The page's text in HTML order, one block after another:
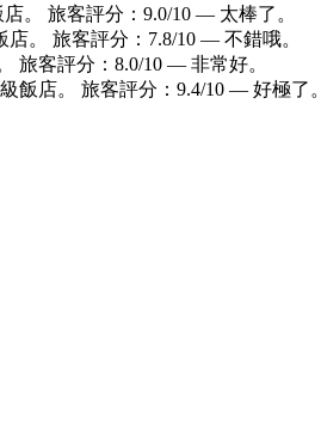
。 旅客評分：9.0/10 — 太棒了。
。 旅客評分：7.8/10 — 不錯哦。
旅客評分：8.0/10 — 非常好。
飯店。 旅客評分：9.4/10 — 好極了。